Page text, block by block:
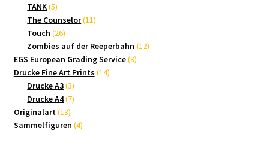
TANK 55
Produkte
The Counselor 1111
Touch 2626
Produkte
Zombies auf der Reeperbahn 1212
EGS European Grading Service 99
Drucke Fine Art Prints 1414
Drucke A3 33
Produkte
Drucke A4 77
Originalart 1313
Produkte
Sammelfiguren 44